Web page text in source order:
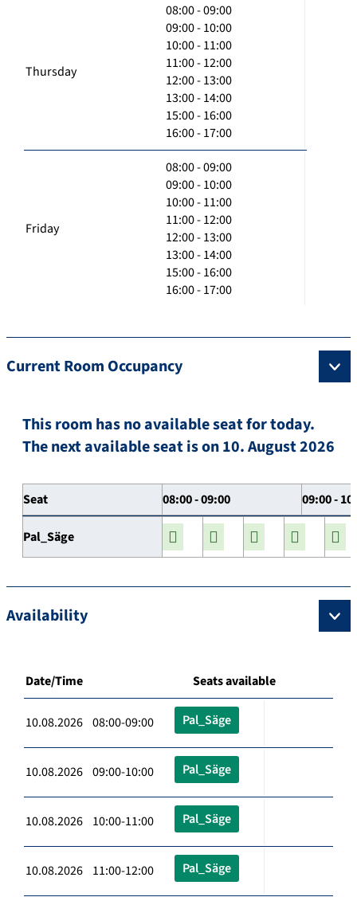
Thursday
08:00 - 09:00
09:00 - 10:00
10:00 - 11:00
11:00 - 12:00
12:00 - 13:00
13:00 - 14:00
15:00 - 16:00
16:00 - 17:00
Friday
08:00 - 09:00
09:00 - 10:00
10:00 - 11:00
11:00 - 12:00
12:00 - 13:00
13:00 - 14:00
15:00 - 16:00
16:00 - 17:00
Current Room Occupancy
This room has no available seat for today.
The next available seat is on 10. August 2026
Seat 08:00 - 09:00 09:00 -
Pal_Säge
Availability
Date/Time Seats available
10.08.2026 08:00-09:00 Pal_Säge
10.08.2026 09:00-10:00 Pal_Säge
10.08.2026 10:00-11:00 Pal_Säge
10.08.2026 11:00-12:00 Pal_Säge